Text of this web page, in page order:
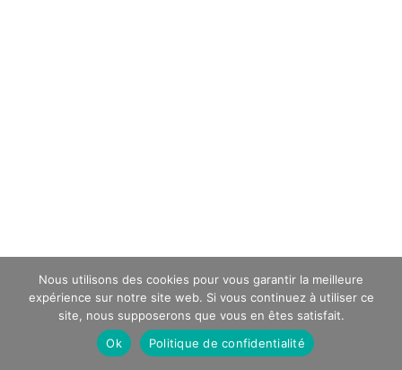
Nous utilisons des cookies pour vous garantir la meilleure
expérience sur notre site web. Si vous continuez à utiliser ce
site, nous supposerons que vous en êtes satisfait.
Ok
Politique de confidentialité